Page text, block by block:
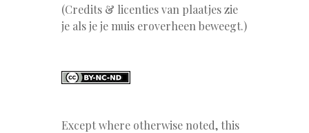
(Credits & licenties van plaatjes zie
je als je je muis eroverheen beweegt.)
Except where otherwise noted, this